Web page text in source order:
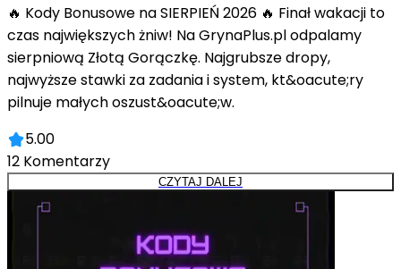
🔥 Kody Bonusowe na SIERPIEŃ 2026 🔥 Finał wakacji to
czas największych żniw! Na GrynaPlus.pl odpalamy
sierpniową Złotą Gorączkę. Najgrubsze dropy,
najwyższe stawki za zadania i system, kt&oacute;ry
pilnuje małych oszust&oacute;w.
5.00
12 Komentarzy
CZYTAJ DALEJ